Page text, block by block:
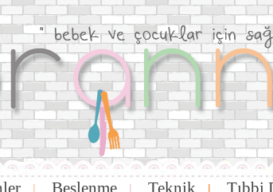
| Beslenme | Teknik | Tıbbi